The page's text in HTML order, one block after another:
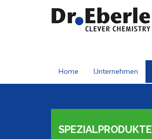
Home Unternehmen
SPEZIALPRODUKTE